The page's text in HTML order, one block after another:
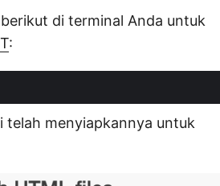
di terminal Anda untuk
:
telah menyiapkannya untuk